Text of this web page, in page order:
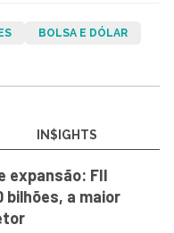
BOLSA E DÓLAR
IN$IGHTS
expansão: FII
bilhões, a maior